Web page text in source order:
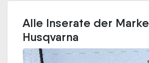
Alle Inserate der Marke
Husqvarna